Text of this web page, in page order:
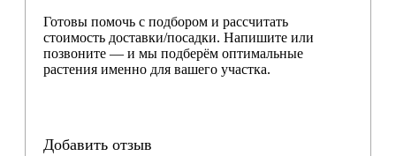
Готовы помочь с подбором и рассчитать
стоимость доставки/посадки. Напишите или
позвоните — и мы подберём оптимальные
растения именно для вашего участка.
Добавить отзыв